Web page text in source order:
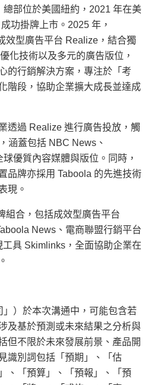
部位於美國紐約，2021 年在美
功掛牌上市。2025 年，
效型廣告平台 Realize，結合獨
化技術以及多元的廣告版位，
的行銷解決方案，專注於「考
階段，協助企業擴大成長並達成
透過 Realize 進行廣告投放，觸
涵蓋包括 NBC News、
優質內容媒體與版位。同時，
品牌亦採用 Taboola 的先進技術
現。
組合，包括成效型廣告平台
News、電商聯盟行銷平台
具 Skimlinks，全面協助企業在
）於本次溝通中，可能包含若
及基於預測或未來結果之分析與
但不限於未來發展前景、產品開
識別詞包括「預期」、「估
、「預算」、「預報」、「預